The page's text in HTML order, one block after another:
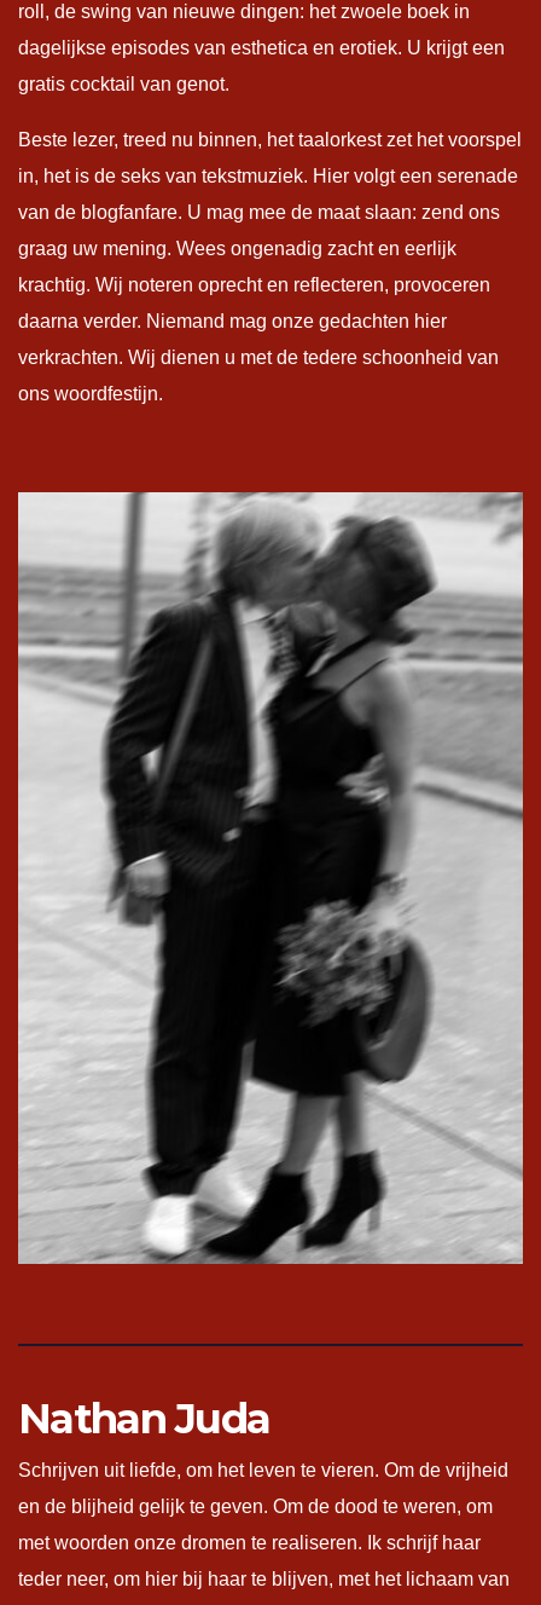
roll, de swing van nieuwe dingen: het zwoele boek in
dagelijkse episodes van esthetica en erotiek. U krijgt een
gratis cocktail van genot.
Beste lezer, treed nu binnen, het taalorkest zet het voorspel
in, het is de seks van tekstmuziek. Hier volgt een serenade
van de blogfanfare. U mag mee de maat slaan: zend ons
graag uw mening. Wees ongenadig zacht en eerlijk
krachtig. Wij noteren oprecht en reflecteren, provoceren
daarna verder. Niemand mag onze gedachten hier
verkrachten. Wij dienen u met de tedere schoonheid van
ons woordfestijn.
Nathan Juda
Schrijven uit liefde, om het leven te vieren. Om de vrijheid
en de blijheid gelijk te geven. Om de dood te weren, om
met woorden onze dromen te realiseren. Ik schrijf haar
teder neer, om hier bij haar te blijven, met het lichaam van